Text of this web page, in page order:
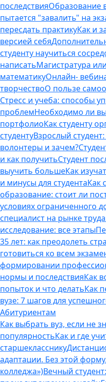
последствияОбразование
пытается "завалить" на
пересдать практикуКак и
версией себя
студенту научиться
написатьМагистратура
математикуОнлайн-
творчествоО пользе
Стресс и учеба: способы
проблемНеобходимо ли
портфолиоКак студенту
студентуВзрослый
волонтеры и зачем?
и как получитьСтудент
выучить большеКак
и минусы для студентаКак
образование: стоит ли
условиях ограниченного
специалист на рынке
исследование: все этапы
35 лет: как преодолеть
готовиться ко всем
формировании
нормы и последствияКак
попыток и что делатьКак
вузе: 7 шагов для
Абитуриентам
Как выбрать вуз, если не
популярностьКак и где
старшекласснику
адаптации. Без этой
колледжа»)Вечный